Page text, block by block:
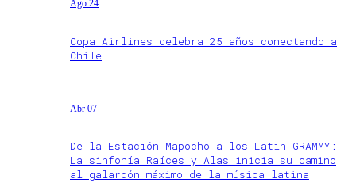
Ago 24
Copa Airlines celebra 25 años conectando a
Chile
Abr 07
De la Estación Mapocho a los Latin GRAMMY:
La sinfonía Raíces y Alas inicia su camino
al galardón máximo de la música latina